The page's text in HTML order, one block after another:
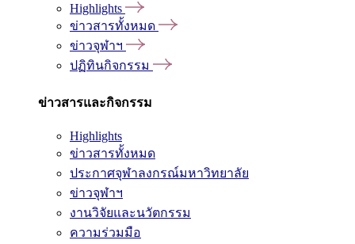
Highlights
ข่าวสารทั้งหมด
ข่าวจุฬาฯ
ปฏิทินกิจกรรม
ข่าวสารและกิจกรรม
Highlights
ข่าวสารทั้งหมด
ประกาศจุฬาลงกรณ์มหาวิทยาลัย
ข่าวจุฬาฯ
งานวิจัยและนวัตกรรม
ความร่วมมือ